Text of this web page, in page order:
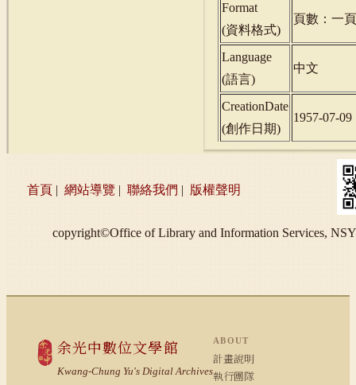
Format
(資料格式)
頁數：一頁
Language
(語言)
中文
CreationDate
(創作日期)
1957-07-09
首頁 | 網站導覽 | 聯絡我們 | 版權聲明
copyright©Office of Library and Information Services,
余光中數位文學館
Kwang-Chung Yu's Digital Archives
ABOUT
計畫說明
執行團隊